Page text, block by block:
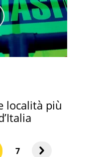
località più
7